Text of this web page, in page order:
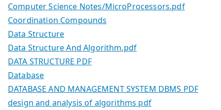
Computer Science Notes/MicroProcessors.pdf
Coordination Compounds
Data Structure
Data Structure And Algorithm.pdf
DATA STRUCTURE PDF
Database
DATABASE AND MANAGEMENT SYSTEM DBMS PDF
design and analysis of algorithms pdf